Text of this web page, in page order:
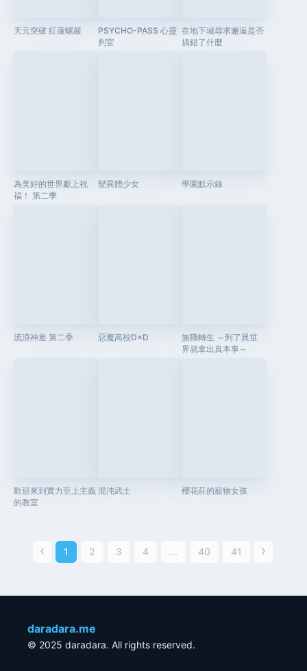
天元突破 紅蓮螺巖
PSYCHO-PASS 心靈
判官
在地下城尋求邂逅是否
搞錯了什麼
為美好的世界獻上祝
福！ 第二季
變異體少女 學園默示錄
流浪神差 第二季 惡魔高校D×D
無職轉生 ～到了異世
界就拿出真本事～
歡迎來到實力至上主義
的教室
混沌武士 櫻花莊的寵物女孩
‹ 1 2 3 4 ... 40 41 ›
daradara.me
© 2025 daradara. All rights reserved.